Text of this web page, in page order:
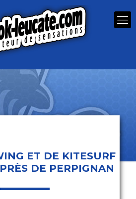
ET DE KITESURF
DE PERPIGNAN